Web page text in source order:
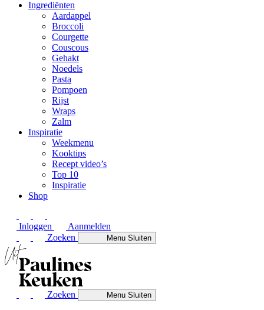
Ingrediënten
Aardappel
Broccoli
Courgette
Couscous
Gehakt
Noedels
Pasta
Pompoen
Rijst
Wraps
Zalm
Inspiratie
Weekmenu
Kooktips
Recept video’s
Top 10
Inspiratie
Shop
Inloggen
Aanmelden
Zoeken
MenuSluiten
Zoeken MenuSluiten